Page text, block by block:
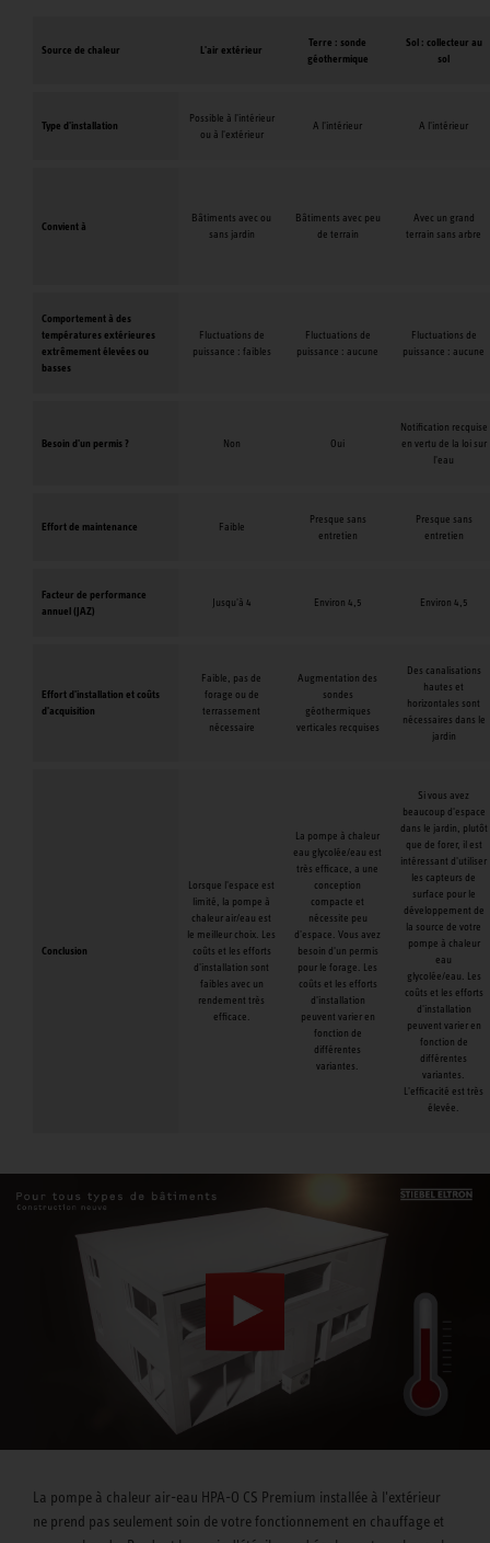
Source de chaleur L'air extérieur
Terre : sonde
géothermique
Sol : collecteur au
sol
Type d'installation
Possible à l'intérieur
ou à l'extérieur
A l'intérieur A l'intérieur
Convient à
Bâtiments avec ou
sans jardin
Bâtiments avec peu
de terrain
Avec un grand
terrain sans arbre
Comportement à des
températures extérieures
extrêmement élevées ou
basses
Fluctuations de
puissance : faibles
Fluctuations de
puissance : aucune
Fluctuations de
puissance : aucune
Besoin d'un permis ? Non Oui
Notification recquise
en vertu de la loi sur
l'eau
Effort de maintenance Faible
Presque sans
entretien
Presque sans
entretien
Facteur de performance
annuel (JAZ)
Jusqu'à 4 Environ 4,5 Environ 4,5
Effort d'installation et coûts
d'acquisition
Faible, pas de
forage ou de
terrassement
nécessaire
Augmentation des
sondes
géothermiques
verticales recquises
Des canalisations
hautes et
horizontales sont
nécessaires dans le
jardin
Conclusion
Lorsque l'espace est
limité, la pompe à
chaleur air/eau est
le meilleur choix. Les
coûts et les efforts
d'installation sont
faibles avec un
rendement très
efficace.
La pompe à chaleur
eau glycolée/eau est
très efficace, a une
conception
compacte et
nécessite peu
d'espace. Vous avez
besoin d'un permis
pour le forage. Les
coûts et les efforts
d'installation
peuvent varier en
fonction de
différentes
variantes.
Si vous avez
beaucoup d'espace
dans le jardin, plutôt
que de forer, il est
intéressant d'utiliser
les capteurs de
surface pour le
développement de
la source de votre
pompe à chaleur
eau
glycolée/eau. Les
coûts et les efforts
d'installation
peuvent varier en
fonction de
différentes
variantes.
L'efficacité est très
élevée.
La pompe à chaleur air-eau HPA-O CS Premium installée à l'extérieur
ne prend pas seulement soin de votre fonctionnement en chauffage et